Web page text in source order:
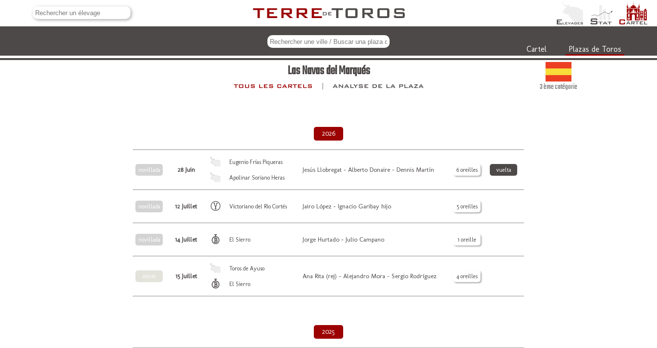
Cartel Plazas de Toros
Las Navas del Marqués
3 ème catégorie
2026
novillada 28 Juin
Eugenio Frías Piqueras
Apolinar Soriano Heras
Jesús Llobregat - Alberto Donaire - Dennis Martín 6 oreilles vuelta
novillada 12 Juillet Victoriano del Rio Cortés Jairo López - Ignacio Garibay hijo 5 oreilles
novillada 14 Juillet El Sierro Jorge Hurtado - Julio Campano 1 oreille
mixte 15 Juillet
Toros de Ayuso
El Sierro
Ana Rita (rej) - Alejandro Mora - Sergio Rodríguez 4 oreilles
2025